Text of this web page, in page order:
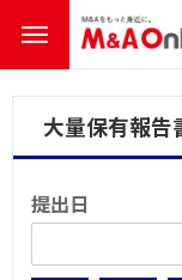
大量保有報告
提出日